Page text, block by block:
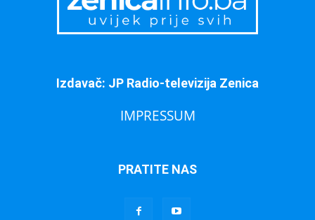
Izdavač: JP Radio-televizija Zenica
IMPRESSUM
PRATITE NAS